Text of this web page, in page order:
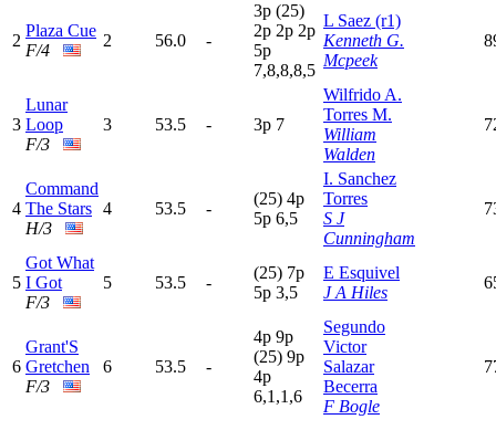
2
Plaza Cue
F/4
2 56.0 -
3p (25)
2p 2p 2p
5p
7,8,8,8,5
L Saez (r1)
Kenneth G.
Mcpeek
3
Lunar
Loop
F/3
3 53.5 - 3p 7
Wilfrido A.
Torres M.
William
Walden
4
Command
The Stars
H/3
4 53.5 -
(25) 4p
5p 6,5
I. Sanchez
Torres
S J
Cunningham
5
Got What
I Got
F/3
5 53.5 -
(25) 7p
5p 3,5
E Esquivel
J A Hiles
6
Grant'S
Gretchen
F/3
6 53.5 -
4p 9p
(25) 9p
4p
6,1,1,6
Segundo
Victor
Salazar
Becerra
F Bogle